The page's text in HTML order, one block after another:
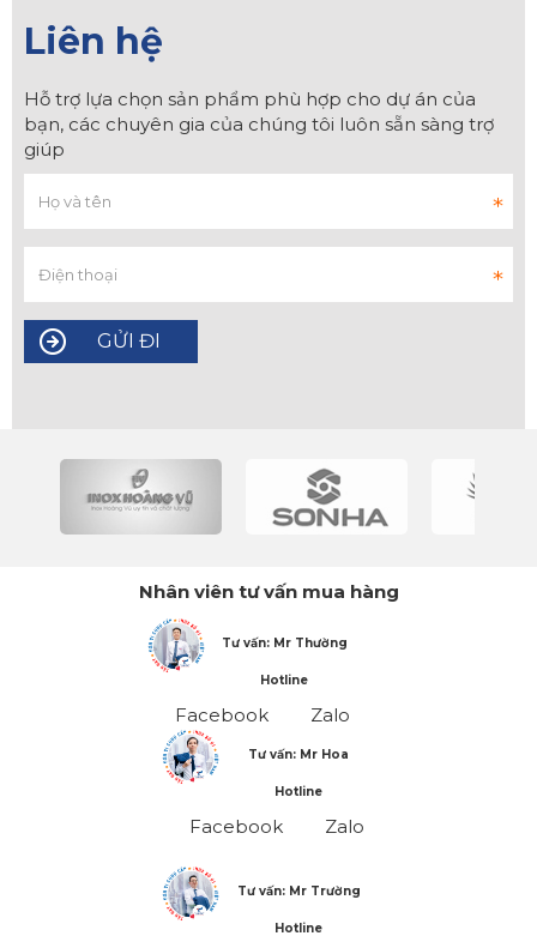
Liên hệ
Hỗ trợ lựa chọn sản phẩm phù hợp cho dự án của
bạn, các chuyên gia của chúng tôi luôn sẵn sàng trợ
giúp
Nhân viên tư vấn mua hàng
Tư vấn: Mr Thường
Hotline
Facebook Zalo
Tư vấn: Mr Hoa
Hotline
Facebook Zalo
Tư vấn: Mr Trường
Hotline